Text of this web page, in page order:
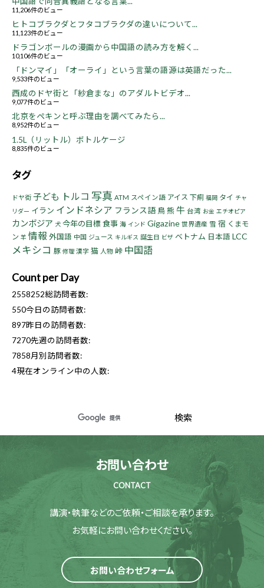
11,206件のビュー
ヒトコブラクダとフタコブラクダの違いについて...
11,123件のビュー
ドラゴンボールの漫画から中国語の読み方を解く...
10,106件のビュー
「ドンマイ」「オーライ」という言葉の語源は英語だった...
9,533件のビュー
西成のドヤ街と「紗倉まな」のアダルトビデオ...
9,077件のビュー
北京をペキンと呼ぶ理由を調べてみたら...
8,952件のビュー
1.5L（リットル）ボトルケージ
8,835件のビュー
タグ
ドヤ街 子ども トルコ 写真 ATM スペイン語 アイス 下痢 福岡 タイ チャ
リダー イラン インドネシア フランス語 鳥熊牛 台湾 お金 エチオピア
カンボジア 犬 今年の目標食事 海 インド Gigazine 世界遺産 雪 宿 くまモ
ン 羊 情報 外国語 中国 ジュース キルギス 誕生日 ビザ ベトナム 日本語 LCC
メキシコ 豚 修理 漢字 猫 人物 峠 中国語
Count per Day
2558252総訪問者数:
550今日の訪問者数:
897昨日の訪問者数:
7270先週の訪問者数:
7858月別訪問者数:
4現在オンライン中の人数:
お問い合わせ
CONTACT
講演・執筆などのご依頼・ご相談を承ります。
お気軽にお問い合わせください。
お問い合わせフォーム